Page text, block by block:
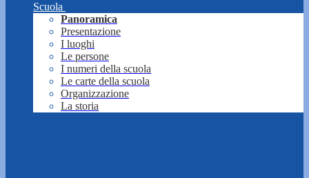
Scuola
Panoramica
Presentazione
I luoghi
Le persone
I numeri della scuola
Le carte della scuola
Organizzazione
La storia